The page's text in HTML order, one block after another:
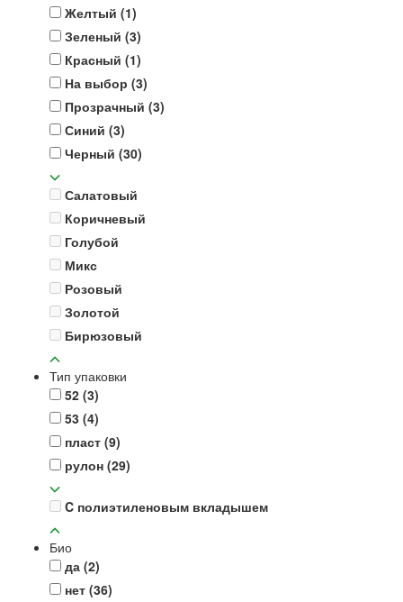
Желтый (1)
Зеленый (3)
Красный (1)
На выбор (3)
Прозрачный (3)
Синий (3)
Черный (30)
Салатовый
Коричневый
Голубой
Микс
Розовый
Золотой
Бирюзовый
Тип упаковки
52 (3)
53 (4)
пласт (9)
рулон (29)
C полиэтиленовым вкладышем
Био
да (2)
нет (36)